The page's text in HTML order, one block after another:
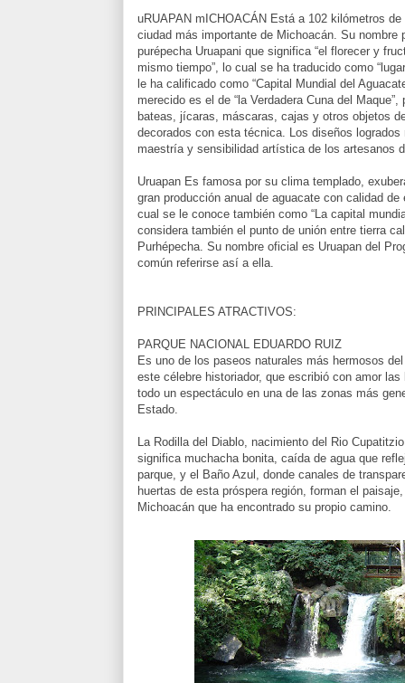
uRUAPAN mICHOACÁN Está a 102 kilómetros
ciudad más importante de Michoacán. Su nombre
purépecha Uruapani que significa “el florecer y
mismo tiempo”, lo cual se ha traducido como
le ha calificado como “Capital Mundial del
merecido es el de “la Verdadera Cuna del
bateas, jícaras, máscaras, cajas y otros objetos
decorados con esta técnica. Los diseños logrados
maestría y sensibilidad artística de los artesanos
Uruapan Es famosa por su clima templado,
gran producción anual de aguacate con calidad
cual se le conoce también como “La capital
considera también el punto de unión entre tierra
Purhépecha. Su nombre oficial es Uruapan del
común referirse así a ella.
PRINCIPALES ATRACTIVOS:
PARQUE NACIONAL EDUARDO RUIZ
Es uno de los paseos naturales más hermosos
este célebre historiador, que escribió con amor
todo un espectáculo en una de las zonas más
Estado.
La Rodilla del Diablo, nacimiento del Rio
significa muchacha bonita, caída de agua que
parque, y el Baño Azul, donde canales de
huertas de esta próspera región, forman el
Michoacán que ha encontrado su propio camino.